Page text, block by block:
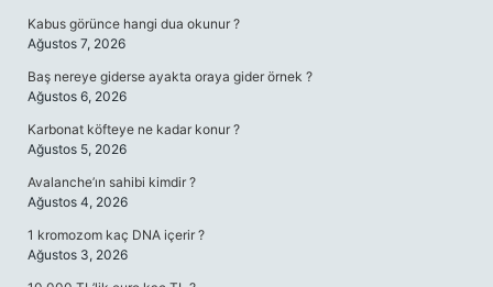
Kabus görünce hangi dua okunur ?
Ağustos 7, 2026
Baş nereye giderse ayakta oraya gider örnek ?
Ağustos 6, 2026
Karbonat köfteye ne kadar konur ?
Ağustos 5, 2026
Avalanche’ın sahibi kimdir ?
Ağustos 4, 2026
1 kromozom kaç DNA içerir ?
Ağustos 3, 2026